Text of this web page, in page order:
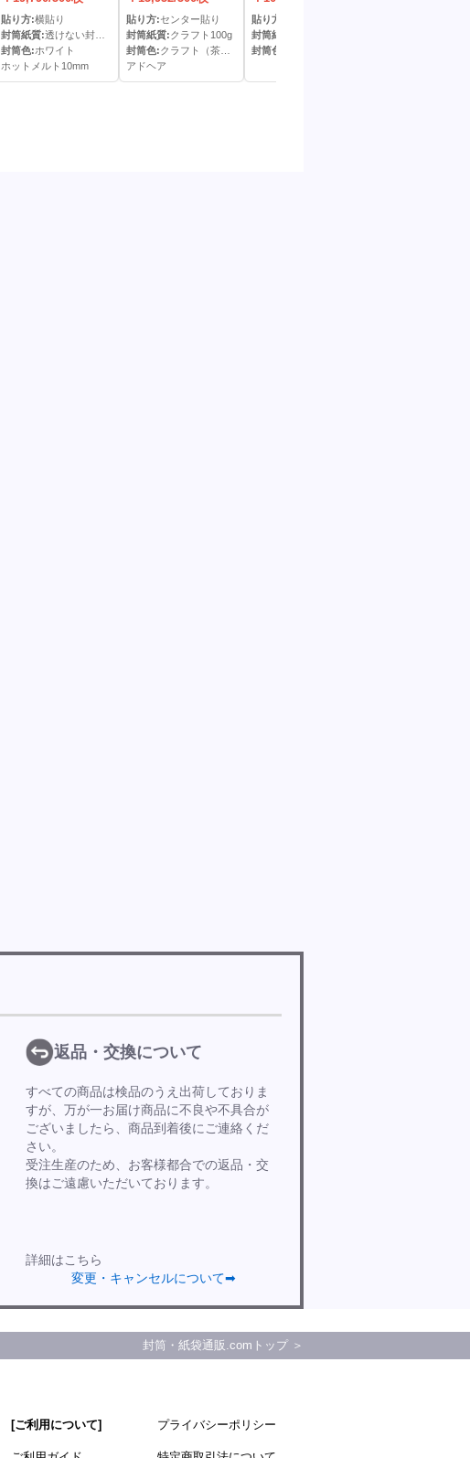
貼り方:横貼り
封筒紙質:透けない封筒ケント100g
封筒色:ホワイト
ホットメルト10mm
貼り方:センター貼り
封筒紙質:クラフト100g
封筒色:クラフト（茶）色
アドヘア
貼り方:
封筒紙質:
封筒色:
返品・交換について
すべての商品は検品のうえ出荷しておりま
すが、万が一お届け商品に不良や不具合が
ございましたら、商品到着後にご連絡くだ
さい。
受注生産のため、お客様都合での返品・交
換はご遠慮いただいております。
詳細はこちら
変更・キャンセルについて➡
封筒・紙袋通販.comトップ ＞
[ご利用について] プライバシーポリシー